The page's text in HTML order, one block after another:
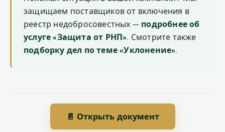
защищаем поставщиков от включения в
реестр недобросовестных — подробнее об
услуге «Защита от РНП». Смотрите также
подборку дел по теме «Уклонение».
📄 Открыть документ